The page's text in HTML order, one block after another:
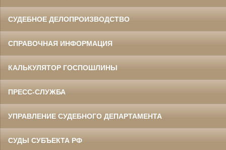
СУДЕБНОЕ ДЕЛОПРОИЗВОДСТВО
СПРАВОЧНАЯ ИНФОРМАЦИЯ
КАЛЬКУЛЯТОР ГОСПОШЛИНЫ
ПРЕСС-СЛУЖБА
УПРАВЛЕНИЕ СУДЕБНОГО ДЕПАРТАМЕНТА
СУДЫ СУБЪЕКТА РФ